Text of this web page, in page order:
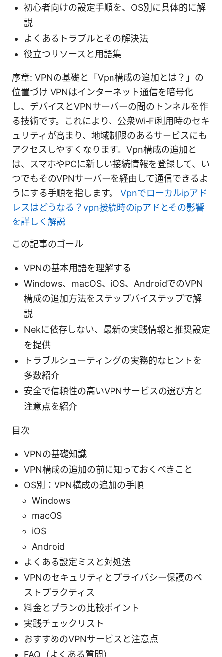
初心者向けの設定手順を、OS別に具体的に解
説
よくあるトラブルとその解決法
役立つリソースと用語集
序章: VPNの基礎と「Vpn構成の追加とは？」の
位置づけ VPNはインターネット通信を暗号化
し、デバイスとVPNサーバーの間のトンネルを作
る技術です。これにより、公衆Wi‑Fi利用時のセキ
ュリティが高まり、地域制限のあるサービスにも
アクセスしやすくなります。Vpn構成の追加と
は、スマホやPCに新しい接続情報を登録して、い
つでもそのVPNサーバーを経由して通信できるよ
うにする手順を指します。 Vpnでローカルipアド
レスはどうなる？vpn接続時のipアドとその影響
を詳しく解説
この記事のゴール
VPNの基本用語を理解する
Windows、macOS、iOS、AndroidでのVPN
構成の追加方法をステップバイステップで解
説
Nekに依存しない、最新の実践情報と推奨設定
を提供
トラブルシューティングの実務的なヒントを
多数紹介
安全で信頼性の高いVPNサービスの選び方と
注意点を紹介
目次
VPNの基礎知識
VPN構成の追加の前に知っておくべきこと
OS別：VPN構成の追加の手順
Windows
macOS
iOS
Android
よくある設定ミスと対処法
VPNのセキュリティとプライバシー保護のベ
ストプラクティス
料金とプランの比較ポイント
実践チェックリスト
おすすめのVPNサービスと注意点
FAQ（よくある質問）